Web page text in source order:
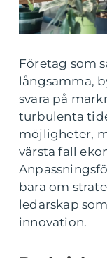
Företag som
långsamma,
svara på
turbulenta
möjligheter,
värsta fall
bara om
ledarskap
innovation.